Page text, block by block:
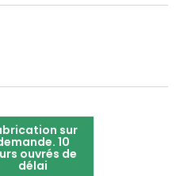
sur
10
ouvrés de
délai